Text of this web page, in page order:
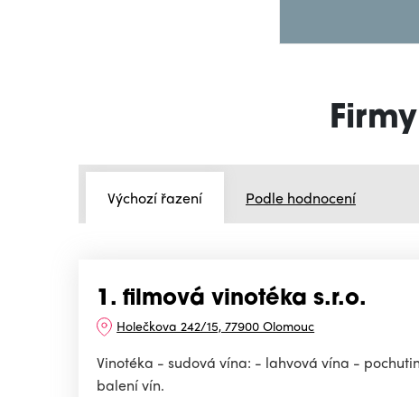
Výchozí řazení Podle hodnocení
1. filmová vinotéka s.r.o.
Holečkova 242/15, 77900 Olomouc
Vinotéka - sudová vína: - lahvová vína -
balení vín.